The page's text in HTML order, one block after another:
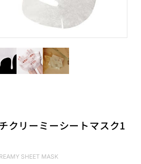
クリーミーシートマスク1
SHEET MASK